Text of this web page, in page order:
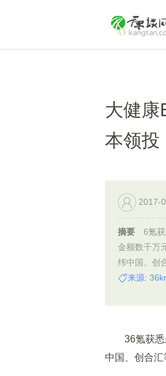
大健康
本领投
2017-
摘要
6氪
金额数千万
纬中国、创
来源:
36氪获悉未
中国、创合汇